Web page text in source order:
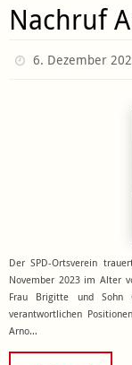
Nachruf
6. Dezember
Der SPD-Ortsverein
November 2023 im Alter
Frau Brigitte und
verantwortlichen
Arno…